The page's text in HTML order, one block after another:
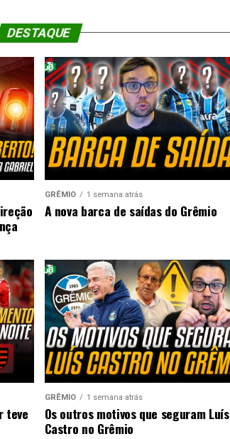
DESTAQUE
GRÊMIO 1 semana atrás
A nova barca de saídas do Grêmio
teve
GRÊMIO 1 semana atrás
Os outros motivos que seguram Luís
Castro no Grêmio